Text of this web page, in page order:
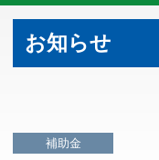
お知らせ
補助金